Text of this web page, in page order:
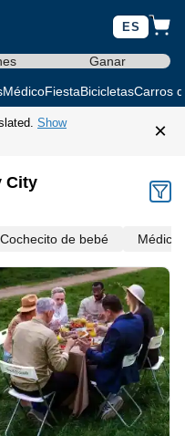
ES
Ganar
MédicoFiestaBicicletasCarros
Show
×
City
Cochecito de bebé Médico